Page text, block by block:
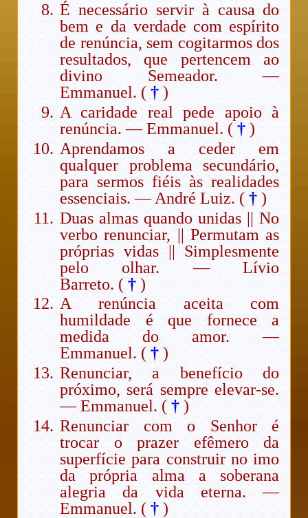
É necessário servir à causa do
bem e da verdade com espírito
de renúncia, sem cogitarmos dos
resultados, que pertencem ao
divino Semeador. —
Emmanuel. († )
A caridade real pede apoio à
renúncia. — Emmanuel. († )
Aprendamos a ceder em
qualquer problema secundário,
para sermos fiéis às realidades
essenciais. — André Luiz. († )
Duas almas quando unidas || No
verbo renunciar, || Permutam as
próprias vidas || Simplesmente
pelo olhar. — Lívio
Barreto. († )
A renúncia aceita com
humildade é que fornece a
medida do amor. —
Emmanuel. († )
Renunciar, a benefício do
próximo, será sempre elevar-se.
— Emmanuel. († )
Renunciar com o Senhor é
trocar o prazer efêmero da
superfície para construir no imo
da própria alma a soberana
alegria da vida eterna. —
Emmanuel. († )